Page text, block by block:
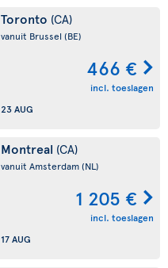
Toronto (CA)
vanuit Brussel (BE)
466 €
incl. toeslagen
23 AUG
Montreal (CA)
vanuit Amsterdam(NL)
1 205 €
incl. toeslagen
17 AUG